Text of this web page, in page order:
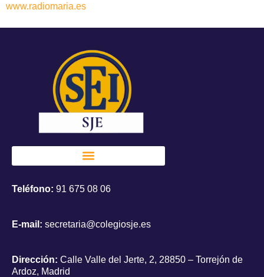
www.radiomaria.es
Teléfono: 91 675 08 06
E-mail: secretaria@colegiosje.es
Dirección: Calle Valle del Jerte, 2, 28850 – Torrejón de
Ardoz, Madrid